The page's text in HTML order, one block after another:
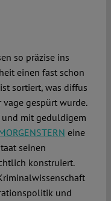
so präzise ins
einen fast schon
sortiert, was diffus
gespürt wurde.
und mit geduldigem
eine
seinen
konstruiert.
und